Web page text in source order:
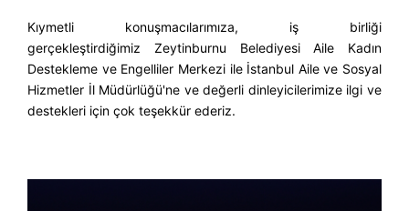
Kıymetli konuşmacılarımıza, iş birliği
gerçekleştirdiğimiz Zeytinburnu Belediyesi Aile Kadın
Destekleme ve Engelliler Merkezi ile İstanbul Aile ve Sosyal
Hizmetler İl Müdürlüğü'ne ve değerli dinleyicilerimize ilgi ve
destekleri için çok teşekkür ederiz.